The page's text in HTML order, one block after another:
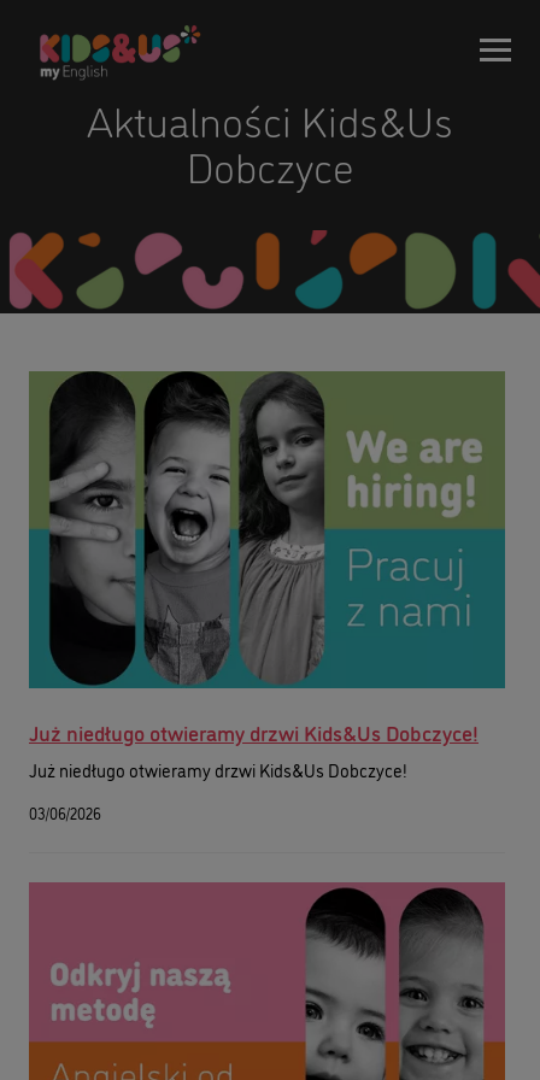
Aktualności Kids&Us
Dobczyce
Już niedługo otwieramy drzwi Kids&Us Dobczyce!
Już niedługo otwieramy drzwi Kids&Us Dobczyce!
03/06/2026